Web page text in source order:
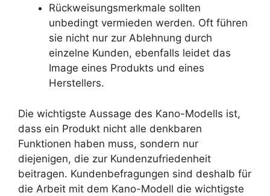
Rückweisungsmerkmale sollten
unbedingt vermieden werden. Oft führen
sie nicht nur zur Ablehnung durch
einzelne Kunden, ebenfalls leidet das
Image eines Produkts und eines
Herstellers.
Die wichtigste Aussage des Kano-Modells ist,
dass ein Produkt nicht alle denkbaren
Funktionen haben muss, sondern nur
diejenigen, die zur Kundenzufriedenheit
beitragen. Kundenbefragungen sind deshalb für
die Arbeit mit dem Kano-Modell die wichtigste